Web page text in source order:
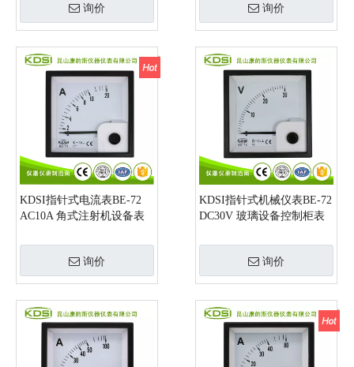
询价 询价
KDSI指针式电流表BE-72
AC10A 角式注射机设备表
询价
KDSI指针式机械仪表BE-72
DC30V 玻璃设备控制柜表
询价